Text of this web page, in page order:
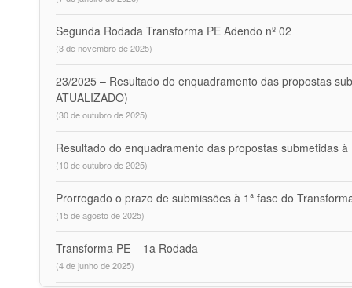
Segunda Rodada Transforma PE Adendo nº 02
(3 de novembro de 2025)
23/2025 – Resultado do enquadramento das propostas
ATUALIZADO)
(30 de outubro de 2025)
Resultado do enquadramento das propostas submetidas à
(10 de outubro de 2025)
Prorrogado o prazo de submissões à 1ª fase do
(15 de agosto de 2025)
Transforma PE – 1a Rodada
(4 de junho de 2025)